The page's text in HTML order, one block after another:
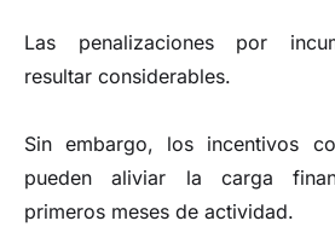
Las penalizaciones por
resultar considerables.
Sin embargo, los incentivos
pueden aliviar la carga
primeros meses de actividad.